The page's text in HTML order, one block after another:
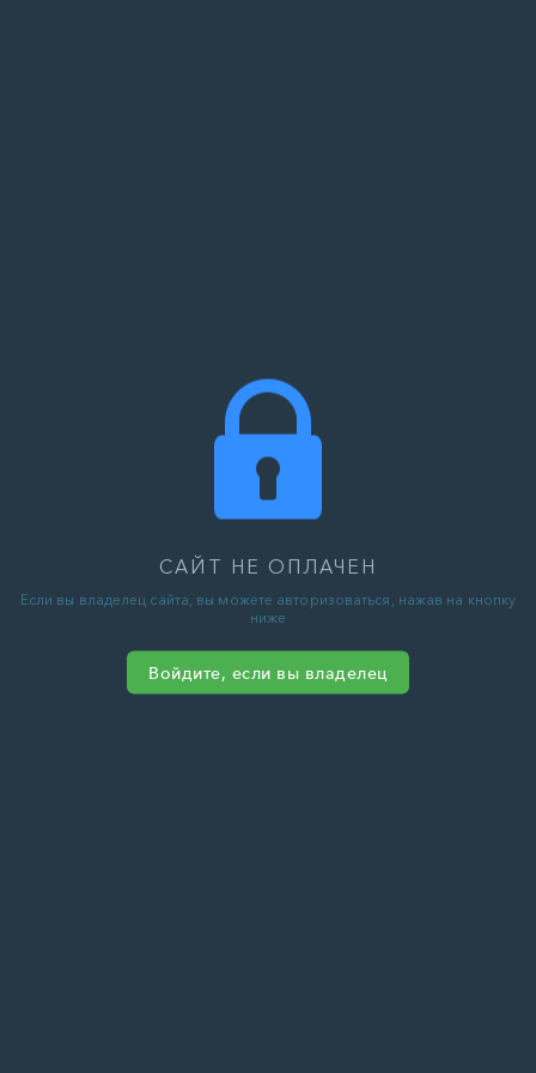
САЙТ НЕ ОПЛАЧЕН
Если вы владелец сайта, вы можете авторизоваться, нажав на кнопку
ниже
Войдите, если вы владелец